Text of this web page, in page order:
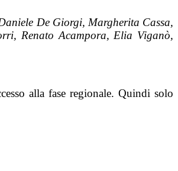
De Giorgi, Margherita Cassa,
Renato Acampora, Elia Viganò,
alla fase regionale.Quindi solo